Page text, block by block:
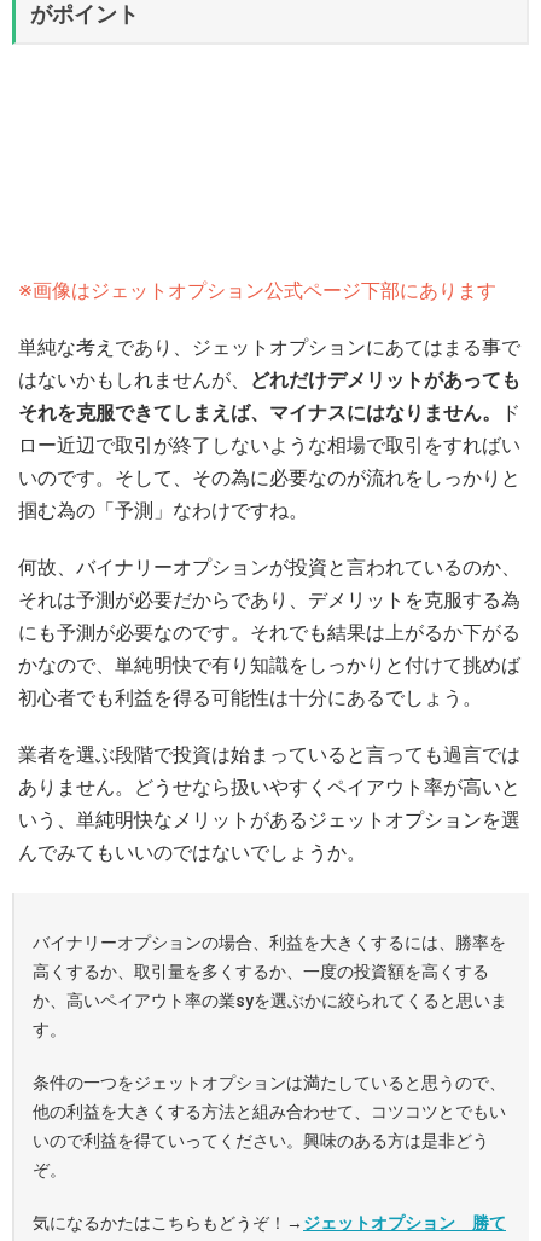
がポイント
※画像はジェットオプション公式ページ下部にあります
単純な考えであり、ジェットオプションにあてはまる事で
はないかもしれませんが、
どれだけデメリットがあっても
それを克服できてしまえば、マイナスにはなりません。
ド
ロー近辺で取引が終了しないような相場で取引をすればい
いのです。そして、その為に必要なのが流れをしっかりと
掴む為の「予測」なわけですね。
何故、バイナリーオプションが投資と言われているのか、
それは予測が必要だからであり、デメリットを克服する為
にも予測が必要なのです。それでも結果は上がるか下がる
かなので、単純明快で有り知識をしっかりと付けて挑めば
初心者でも利益を得る可能性は十分にあるでしょう。
業者を選ぶ段階で投資は始まっていると言っても過言では
ありません。どうせなら扱いやすくペイアウト率が高いと
いう、単純明快なメリットがあるジェットオプションを選
んでみてもいいのではないでしょうか。
バイナリーオプションの場合、利益を大きくするには、勝率を
高くするか、取引量を多くするか、一度の投資額を高くする
か、高いペイアウト率の業syを選ぶかに絞られてくると思いま
す。
条件の一つをジェットオプションは満たしていると思うので、
他の利益を大きくする方法と組み合わせて、コツコツとでもい
いので利益を得ていってください。興味のある方は是非どう
ぞ。
気になるかたはこちらもどうぞ！→ ジェットオプション 勝て